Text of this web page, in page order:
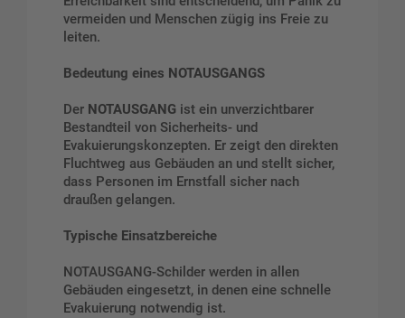
vermeiden und Menschen zügig ins Freie zu
leiten.
Bedeutung eines NOTAUSGANGS
Der NOTAUSGANG ist ein unverzichtbarer
Bestandteil von Sicherheits- und
Evakuierungskonzepten. Er zeigt den direkten
Fluchtweg aus Gebäuden an und stellt sicher,
dass Personen im Ernstfall sicher nach
draußen gelangen.
Typische Einsatzbereiche
NOTAUSGANG-Schilder werden in allen
Gebäuden eingesetzt, in denen eine schnelle
Evakuierung notwendig ist.